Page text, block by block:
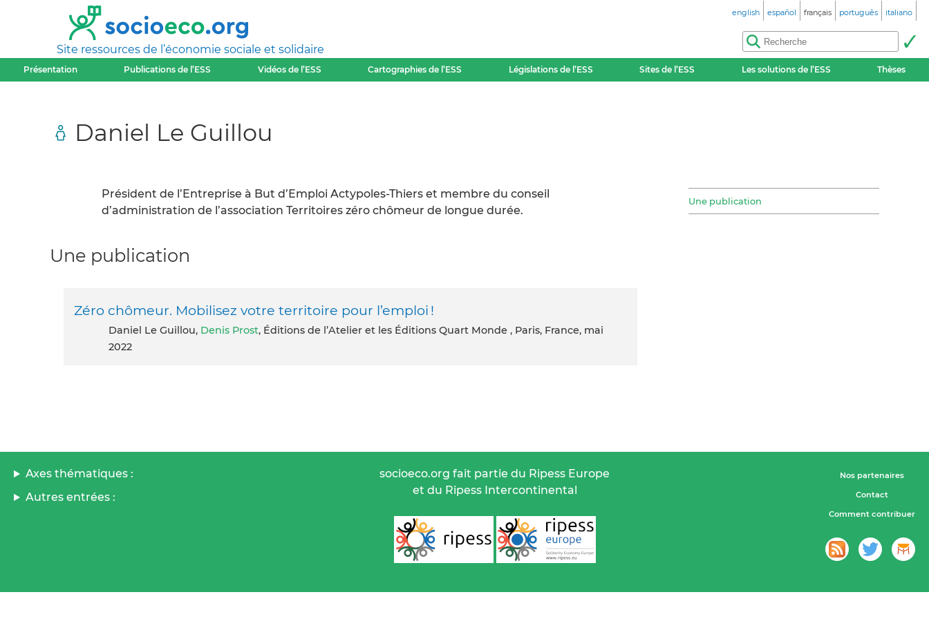
Site ressources de l’économie sociale et solidaire
english español français português italiano
Présentation Publications de l’ESS Vidéos de l’ESS Cartographies de l’ESS Législations de l’ESS Sites de l’ESS Les solutions de l’ESS Thèses
Daniel Le Guillou
Président de l’Entreprise à But d’Emploi Actypoles-Thiers et membre du conseil
d’administration de l’association Territoires zéro chômeur de longue durée.
Une publication
Une publication
Zéro chômeur. Mobilisez votre territoire pour l’emploi !
Daniel Le Guillou, Denis Prost, Éditions de l’Atelier et les Éditions Quart Monde , Paris, France, mai
2022
Axes thématiques :
Autres entrées :
socioeco.org fait partie du Ripess Europe
et du Ripess Intercontinental
Nos partenaires
Contact
Comment contribuer